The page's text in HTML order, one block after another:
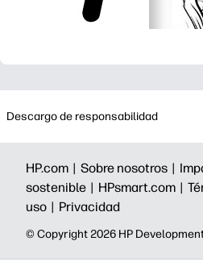
Descargo de responsabilidad
HP.com | Sobre nosotros |
sostenible | HPsmart.com |
uso | Privacidad
©️ Copyright 2026 HP Development